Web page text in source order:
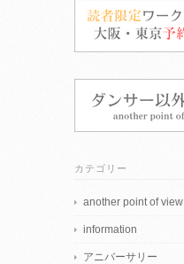
カテゴリー
another point of view
information
アニバーサリー